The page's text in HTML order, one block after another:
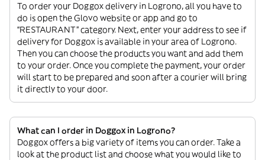
To order your Doggox delivery in Logrono, all you have to
do is open the Glovo website or app and go to
“RESTAURANT” category. Next, enter your address to see if
delivery for Doggox is available in your area of Logrono.
Then you can choose the products you want and add them
to your order. Once you complete the payment, your order
will start to be prepared and soon after a courier will bring
it directly to your door.
What can I order in Doggox in Logrono?
Doggox offers a big variety of items you can order. Take a
look at the product list and choose what you would like to